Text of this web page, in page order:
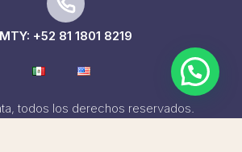
MTY: +52 81 1801 8219
todos los derechos reservados.